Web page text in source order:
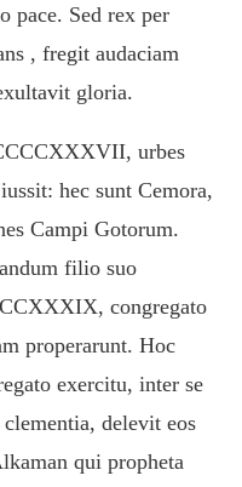
pace. Sed rex per
, fregit audaciam
gloria.
urbes
hec sunt Cemora,
Campi Gotorum.
filio suo
congregato
properarunt. Hoc
exercitu, inter se
delevit eos
qui propheta